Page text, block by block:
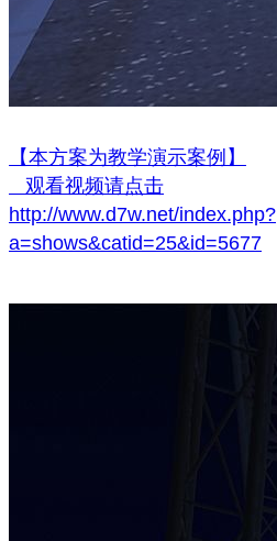
【本方案为教学演示案例】
观看视频请点击
http://www.d7w.net/index.php?
a=shows&catid=25&id=5677